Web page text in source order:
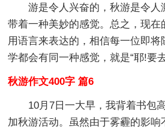
游是令人兴奋的，秋游是令人
带着一种美妙的感觉。总之，现在
用语言来表达的，相信每一位即将
学都会有同一种感觉，就是“耶!要
秋游作文400字 篇6
10月7日一大早，我背着书包
加秋游活动。虽然由于雾霾的影响